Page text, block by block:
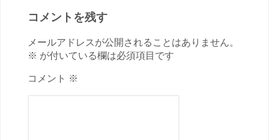
コメントを残す
メールアドレスが公開されることはありません。
※ が付いている欄は必須項目です
コメント ※